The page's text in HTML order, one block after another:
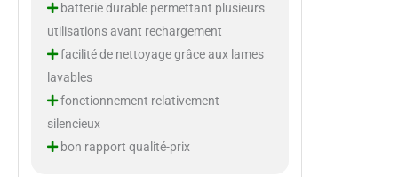
batterie durable permettant plusieurs
utilisations avant rechargement
facilité de nettoyage grâce aux lames
lavables
fonctionnement relativement
silencieux
bon rapport qualité-prix